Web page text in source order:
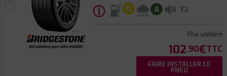
ⓘ D A B 72
Prix unitaire
102.90€TTC
FAIRE INSTALLER CE
PNEU